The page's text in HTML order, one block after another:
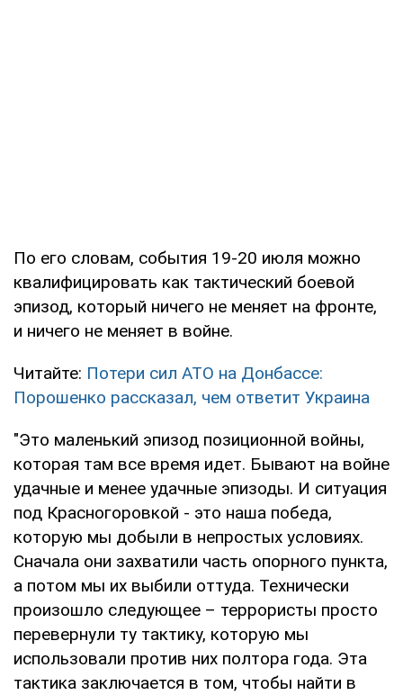
По его словам, события 19-20 июля можно
квалифицировать как тактический боевой
эпизод, который ничего не меняет на фронте,
и ничего не меняет в войне.
Читайте: Потери сил АТО на Донбассе:
Порошенко рассказал, чем ответит Украина
"Это маленький эпизод позиционной войны,
которая там все время идет. Бывают на войне
удачные и менее удачные эпизоды. И ситуация
под Красногоровкой - это наша победа,
которую мы добыли в непростых условиях.
Сначала они захватили часть опорного пункта,
а потом мы их выбили оттуда. Технически
произошло следующее – террористы просто
перевернули ту тактику, которую мы
использовали против них полтора года. Эта
тактика заключается в том, чтобы найти в